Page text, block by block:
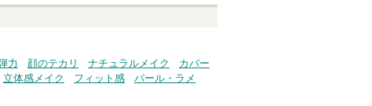
力 顔のテカリ ナチュラルメイク
カバー
立体感メイク フィット感
パール・ラメ